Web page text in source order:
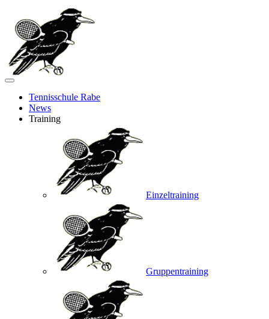
Tennisschule Rabe
News
Training
Einzeltraining
Gruppentraining